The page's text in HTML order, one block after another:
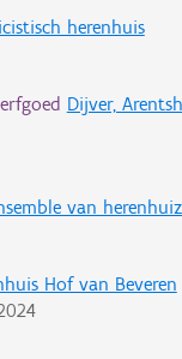
herenhuis
Dijver,
van
Hof van Beveren